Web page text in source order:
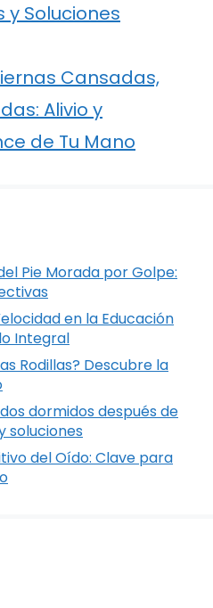
y Soluciones
Cansadas,
Alivio y
de Tu Mano
Pie Morada por Golpe:
en la Educación
Integral
Rodillas? Descubre la
dormidos después de
soluciones
del Oído: Clave para